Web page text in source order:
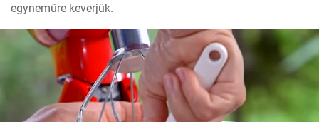
egyneműre keverjük.